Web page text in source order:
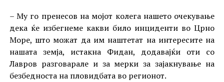
– Му го пренесов на мојот колега нашето очекување
дека ќе избегнеме какви било инциденти во Црно
Море, што можат да им наштетат на интересите на
нашата земја, истакна Фидан, додавајќи оти со
Лавров разговарале и за мерки за зајакнување на
безбедноста на пловидбата во регионот.